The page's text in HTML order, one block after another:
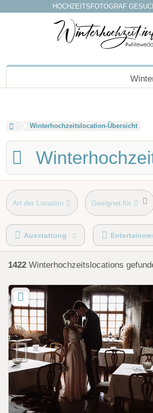
HOCHZEITSFOTOGRAF
Winterhochzeitslocation-Übersicht
Art der Location Geeignet für
Umgebung
Ausstattung
1422 Winterhochzeitslocations